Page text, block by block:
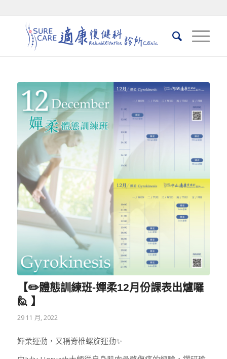
【✏️體態訓練班-嬋柔12月份課表出爐囉
🙋‍ 】
29 11 月, 2022
嬋柔運動，又稱脊椎螺旋運動✨